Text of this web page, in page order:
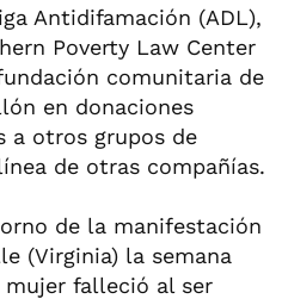
Antidifamación (ADL),
Poverty Law Center
comunitaria de
en donaciones
a otros grupos de
de otras compañías.
de la manifestación
(Virginia) la semana
mujer falleció al ser